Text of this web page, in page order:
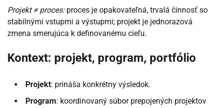
Projekt ≠ proces:proces je opakovateľná, trvalá činnosť so
stabilnými vstupmi a výstupmi; projekt je jednorazová
zmena smerujúca k definovanému cieľu.
Kontext: projekt, program, portfólio
Projekt: prináša konkrétny výsledok.
Program: koordinovaný súbor prepojených projektov